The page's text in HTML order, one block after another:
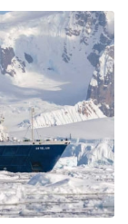
no reason to
cabins and
was were we
fellow
bridge). The
with
plentiful,
my
There was a